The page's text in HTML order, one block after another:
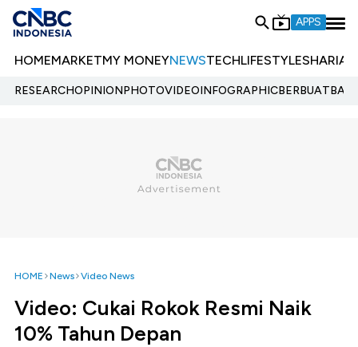
APPS
HOMEMARKETMY MONEYNEWSTECHLIFESTYLESHARIA
RESEARCHOPINIONPHOTOVIDEOINFOGRAPHIC
HOME News Video News
Video: Cukai Rokok Resmi Naik
10% Tahun Depan